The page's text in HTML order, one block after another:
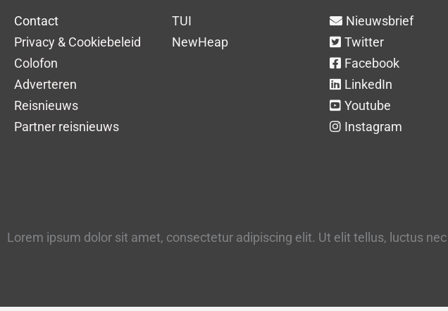
Contact
Privacy & Cookiebeleid
Colofon
Adverteren
Reisnieuws
Partner reisnieuws
TUI
NewHeap
Nieuwsbrief
Twitter
Facebook
LinkedIn
Youtube
Instagram
Lorem ipsum dolor sit amet, consectetur adipiscing elit. Ut elit tellus, luctus